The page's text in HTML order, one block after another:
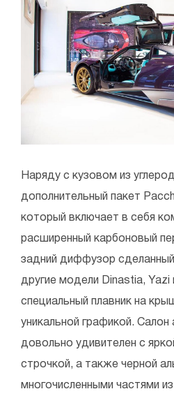
Наряду с кузовом из
дополнительный пакет
который включает в себя
расширенный карбоновый
задний диффузор сделанный
другие модели Dinastia,
специальный плавник на
уникальной графикой.
довольно удивителен с
строчкой, а также черной
многочисленными частями